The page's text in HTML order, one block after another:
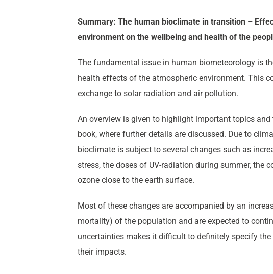
Summary: The human bioclimate in transition –
environment on the wellbeing and health of the
The fundamental issue in human biometeorology is
health effects of the atmospheric environment. This
exchange to solar radiation and air pollution.
An overview is given to highlight important topics
book, where further details are discussed. Due to
bioclimate is subject to several changes such as
stress, the doses of UV-radiation during summer, the
ozone close to the earth surface.
Most of these changes are accompanied by an
mortality) of the population and are expected to
uncertainties makes it difficult to definitely specify
their impacts.